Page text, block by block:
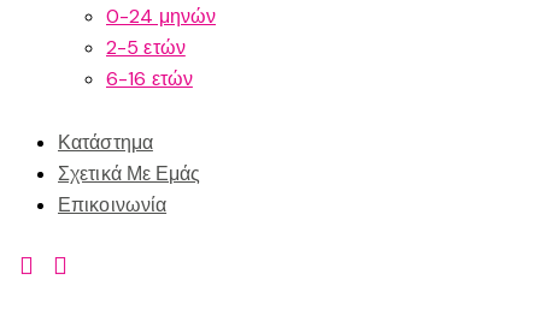
0-24 μηνών
2-5 ετών
6-16 ετών
Κατάστημα
Σχετικά Με Εμάς
Επικοινωνία